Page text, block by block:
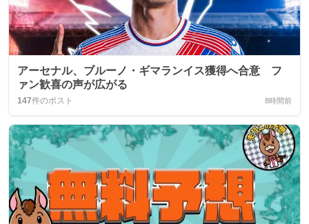
アーセナル、ブルーノ・ギマランイス獲得へ合意 フ
ァン歓喜の声が広がる
147件のポスト 8時間前